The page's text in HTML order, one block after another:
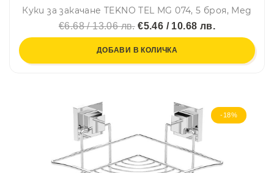
Куки за закачане TEKNO TEL MG 074, 5 броя, Мед
€6.68 / 13.06 лв.€5.46 / 10.68 лв.
ДОБАВИ В КОЛИЧКА
-18%